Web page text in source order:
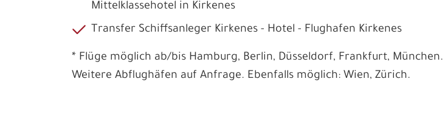
Mittelklassehotel in Kirkenes
Transfer Schiffsanleger Kirkenes - Hotel - Flughafen Kirkenes
* Flüge möglich ab/bis Hamburg, Berlin, Düsseldorf, Frankfurt, München.
Weitere Abflughäfen auf Anfrage. Ebenfalls möglich: Wien, Zürich.